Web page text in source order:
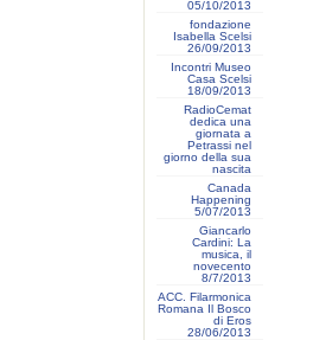
05/10/2013
fondazione
Isabella Scelsi
26/09/2013
Incontri Museo
Casa Scelsi
18/09/2013
RadioCemat
dedica una
giornata a
Petrassi nel
giorno della sua
nascita
Canada
Happening
5/07/2013
Giancarlo
Cardini: La
musica, il
novecento
8/7/2013
ACC. Filarmonica
Romana Il Bosco
di Eros
28/06/2013